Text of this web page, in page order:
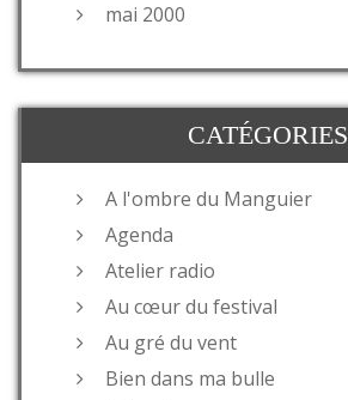
mai 2000
CATÉGORIES
A l'ombre du Manguier
Agenda
Atelier radio
Au cœur du festival
Au gré du vent
Bien dans ma bulle